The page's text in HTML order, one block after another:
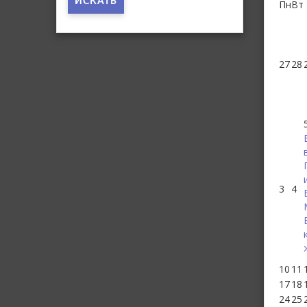
ПнВт
2728
3 4
10 11
1718
2425